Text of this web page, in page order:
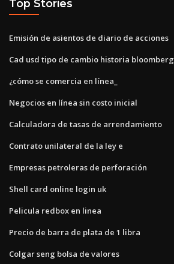
Top Stories
Emisión de asientos de diario de acciones
Cad usd tipo de cambio historia bloomberg
¿cómo se comercia en línea_
Negocios en línea sin costo inicial
Calculadora de tasas de arrendamiento
Contrato unilateral de la ley e
Empresas petroleras de perforación
Shell card online login uk
Pelicula redbox en linea
Precio de barra de plata de 1 libra
Colgar seng bolsa de valores